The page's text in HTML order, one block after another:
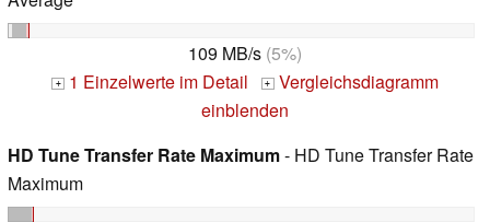
109 MB/s (5%)
+ 1 Einzelwerte im Detail + Vergleichsdiagramm
einblenden
HD Tune Transfer Rate Maximum- HD Tune Transfer Rate
Maximum